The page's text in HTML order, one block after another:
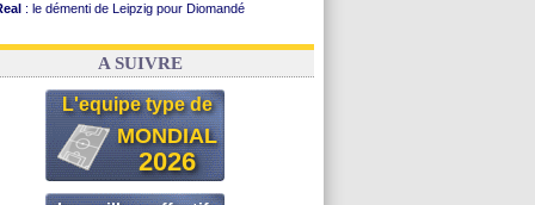
: le démenti de Leipzig pour Diomandé
: le conseiller d'Infantino démissionne !
A SUIVRE
L'equipe type de
MONDIAL
2026